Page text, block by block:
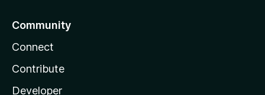
Community
Connect
Contribute
Developer